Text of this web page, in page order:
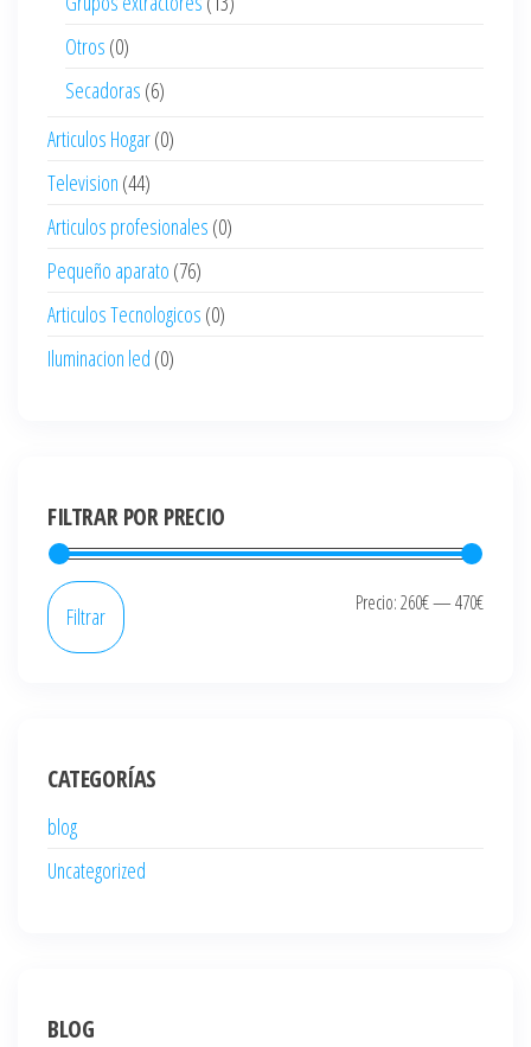
Otros (0)
Secadoras (6)
Articulos Hogar(0)
Television (44)
Articulos profesionales (0)
Pequeño aparato (76)
Articulos Tecnologicos (0)
Iluminacion led (0)
FILTRAR POR PRECIO
Precio
Precio
Filtrar Precio:260€—470€
CATEGORÍAS
blog
Uncategorized
BLOG